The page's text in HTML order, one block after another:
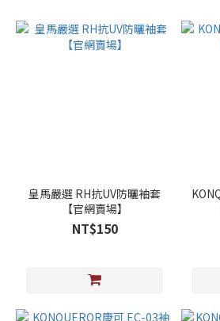
皇馬嚴選 RH抗UV防曬袖套
【官網賣場】
NT$150